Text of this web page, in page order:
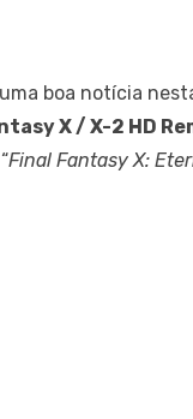
boa notícia
X / X-2 HD
Final Fantasy X: